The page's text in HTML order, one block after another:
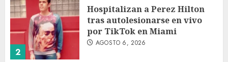
2
Hospitalizan a Perez Hilton
tras autolesionarse en vivo
por TikTok en Miami
AGOSTO 6, 2026